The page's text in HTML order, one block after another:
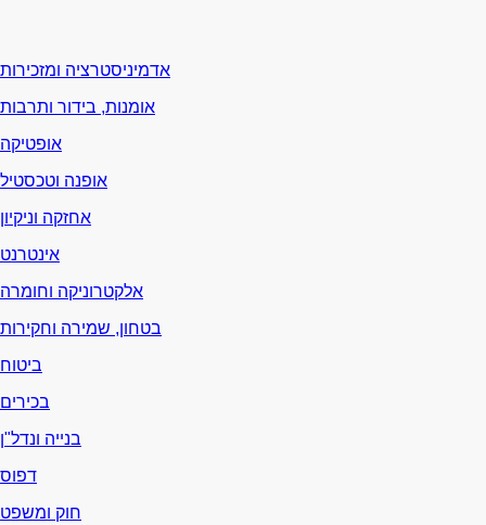
אדמיניסטרציה ומזכירות
אומנות, בידור ותרבות
אופטיקה
אופנה וטכסטיל
אחזקה וניקיון
אינטרנט
אלקטרוניקה וחומרה
בטחון, שמירה וחקירות
ביטוח
בכירים
בנייה ונדל"ן
דפוס
חוק ומשפט